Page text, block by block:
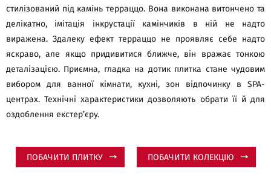
стилізований під камінь терраццо. Вона виконана витончено та
делікатно, імітація інкрустації камінчиків в ній не надто
виражена. Здалеку ефект терраццо не проявляє себе надто
яскраво, але якщо придивитися ближче, він вражає тонкою
деталізацією. Приємна, гладка на дотик плитка стане чудовим
вибором для ванної кімнати, кухні, зон відпочинку в SPA-
центрах. Технічні характеристики дозволяють обрати її й для
оздоблення екстер’єру.
ПОБАЧИТИ ПЛИТКУ ПОБАЧИТИ КОЛЕКЦІЮ